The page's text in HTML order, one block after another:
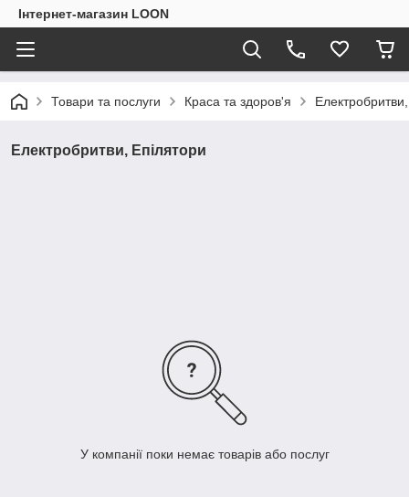
Інтернет-магазин LOON
Товари та послуги Краса та здоров'я
Електробритви, Епілятори
У компанії поки немає товарів або послуг